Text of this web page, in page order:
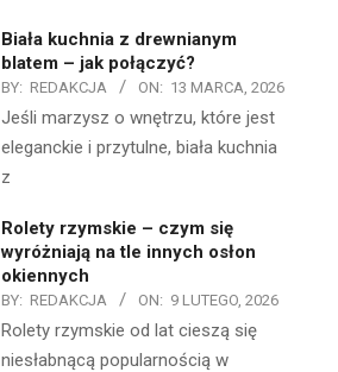
Biała kuchnia z drewnianym
blatem – jak połączyć?
BY: REDAKCJA ON: 13 MARCA, 2026
Jeśli marzysz o wnętrzu, które jest
eleganckie i przytulne, biała kuchnia
z
Rolety rzymskie – czym się
wyróżniają na tle innych osłon
okiennych
BY: REDAKCJA ON: 9 LUTEGO, 2026
Rolety rzymskie od lat cieszą się
niesłabnącą popularnością w